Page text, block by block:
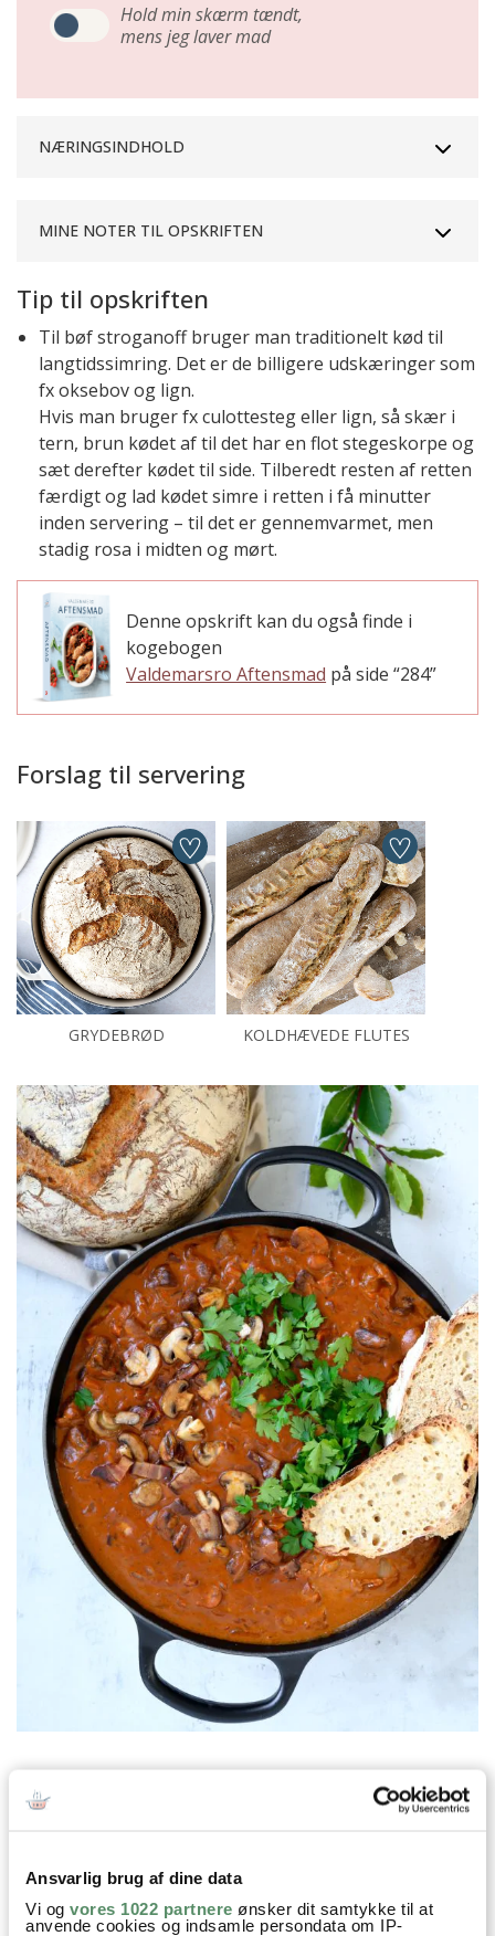
Ansvarlig brug af dine data
Vi og vores 1022 partnere ønsker dit samtykke til at
anvende cookies og indsamle persondata om IP-
Hold min skærm tændt,
mens jeg laver mad
NÆRINGSINDHOLD
MINE NOTER TIL OPSKRIFTEN
Tip til opskriften
Til bøf stroganoff bruger man traditionelt kød til
langtidssimring. Det er de billigere udskæringer som
fx oksebov og lign.
Hvis man bruger fx culottesteg eller lign, så skær i
tern, brun kødet af til det har en flot stegeskorpe og
sæt derefter kødet til side. Tilberedt resten af retten
færdigt og lad kødet simre i retten i få minutter
inden servering – til det er gennemvarmet, men
stadig rosa i midten og mørt.
Denne opskrift kan du også finde i
kogebogen
Valdemarsro Aftensmad på side “284”
Forslag til servering
GRYDEBRØD KOLDHÆVEDE FLUTES
Prøv også